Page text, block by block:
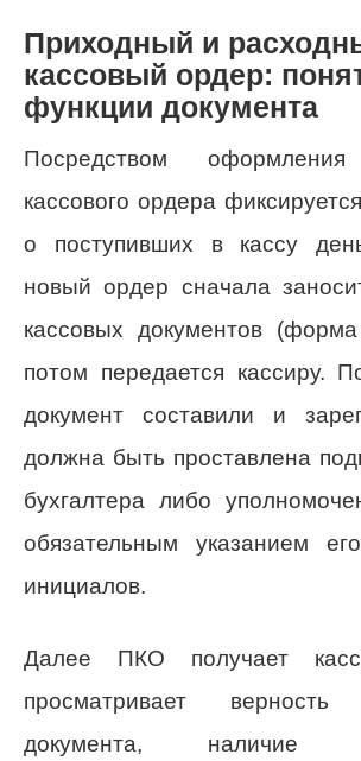
Приходный и
кассовый ордер:
функции документа
Посредством оформления
кассового ордера
о поступивших в кассу
новый ордер сначала
кассовых документов
потом передается кассиру.
документ составили и
должна быть проставлена
бухгалтера либо
обязательным указанием
инициалов.
Далее ПКО получает
просматривает верность
документа, наличие